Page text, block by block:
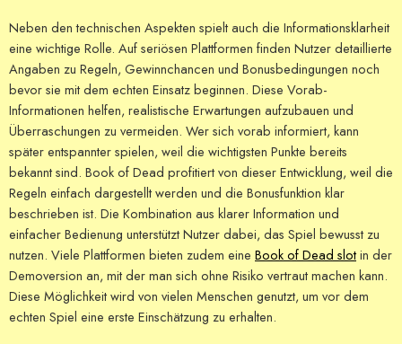
Neben den technischen Aspekten spielt auch die Informationsklarheit
eine wichtige Rolle. Auf seriösen Plattformen finden Nutzer detaillierte
Angaben zu Regeln, Gewinnchancen und Bonusbedingungen noch
bevor sie mit dem echten Einsatz beginnen. Diese Vorab-
Informationen helfen, realistische Erwartungen aufzubauen und
Überraschungen zu vermeiden. Wer sich vorab informiert, kann
später entspannter spielen, weil die wichtigsten Punkte bereits
bekannt sind. Book of Dead profitiert von dieser Entwicklung, weil die
Regeln einfach dargestellt werden und die Bonusfunktion klar
beschrieben ist. Die Kombination aus klarer Information und
einfacher Bedienung unterstützt Nutzer dabei, das Spiel bewusst zu
nutzen. Viele Plattformen bieten zudem eine Book of Dead slotin der
Demoversion an, mit der man sich ohne Risiko vertraut machen kann.
Diese Möglichkeit wird von vielen Menschen genutzt, um vor dem
echten Spiel eine erste Einschätzung zu erhalten.